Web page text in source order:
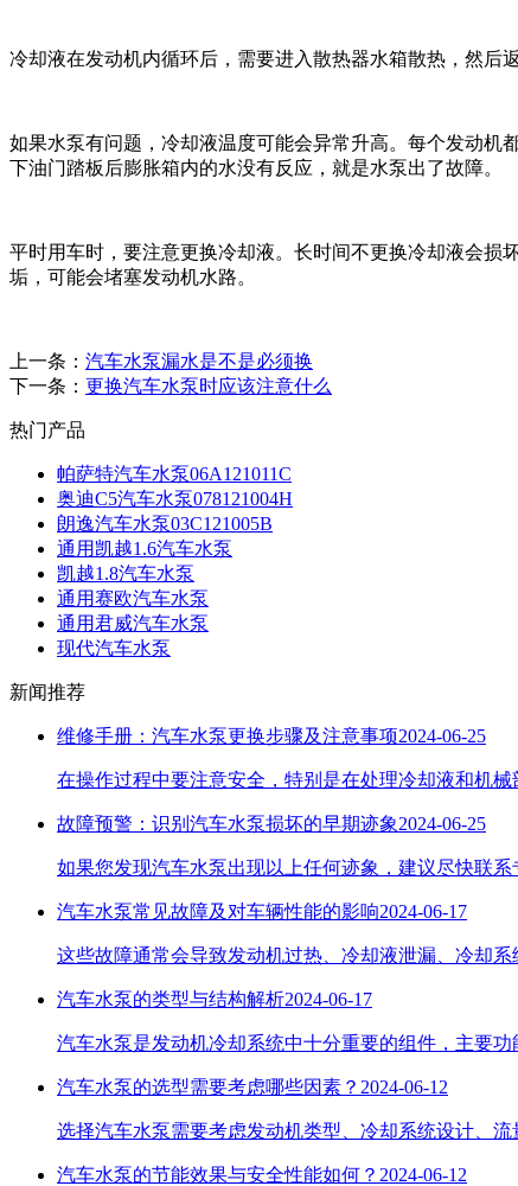
冷却液在发动机内循环后，需要进入散热器水箱散热，然后
如果水泵有问题，冷却液温度可能会异常升高。每个发动机
下油门踏板后膨胀箱内的水没有反应，就是水泵出了故障。
平时用车时，要注意更换冷却液。长时间不更换冷却液会损
垢，可能会堵塞发动机水路。
上一条： 汽车水泵漏水是不是必须换
下一条： 更换汽车水泵时应该注意什么
热门产品
帕萨特汽车水泵06A121011C
奥迪C5汽车水泵078121004H
朗逸汽车水泵03C121005B
通用凯越1.6汽车水泵
凯越1.8汽车水泵
通用赛欧汽车水泵
通用君威汽车水泵
现代汽车水泵
新闻推荐
维修手册：汽车水泵更换步骤及注意事项2024-06-25
在操作过程中要注意安全，特别是在处理冷却液和机
故障预警：识别汽车水泵损坏的早期迹象2024-06-25
如果您发现汽车水泵出现以上任何迹象，建议尽快联
汽车水泵常见故障及对车辆性能的影响2024-06-17
这些故障通常会导致发动机过热、冷却液泄漏、冷却
汽车水泵的类型与结构解析2024-06-17
汽车水泵是发动机冷却系统中十分重要的组件，主要
汽车水泵的选型需要考虑哪些因素？ 2024-06-12
选择汽车水泵需要考虑发动机类型、冷却系统设计、
汽车水泵的节能效果与安全性能如何？ 2024-06-12